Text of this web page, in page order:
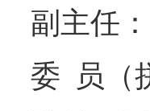
副主任
委
员（